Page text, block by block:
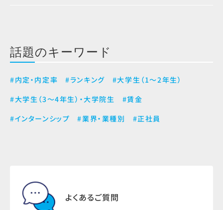
話題のキーワード
#内定・内定率 #ランキング
#大学生（1～2年生）
#大学生（3～4年生）・大学院生
#賃金
#インターンシップ
#業界・業種別 #正社員
よくあるご質問